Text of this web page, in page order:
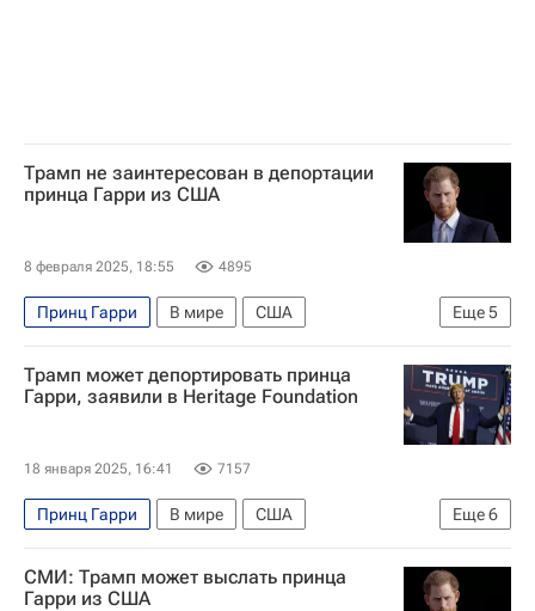
Трамп не заинтересован в депортации
принца Гарри из США
8 февраля 2025, 18:55 4895
Еще5
Принц Гарри В мире
США
Великобритания
Дональд Трамп
Джо Байден
Меган Маркл
Трамп может депортировать принца
Гарри, заявили в Heritage Foundation
18 января 2025, 16:41 7157
Еще6
Принц Гарри В мире
США
Великобритания
Дональд Трамп
Джо Байден
Меган Маркл
СМИ: Трамп может выслать принца
Гарри из США